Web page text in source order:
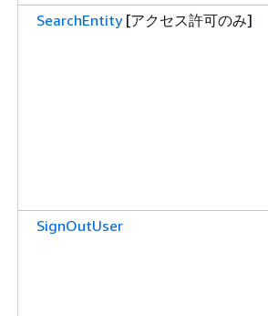
SearchEntity[アクセス許可のみ]
SignOutUser